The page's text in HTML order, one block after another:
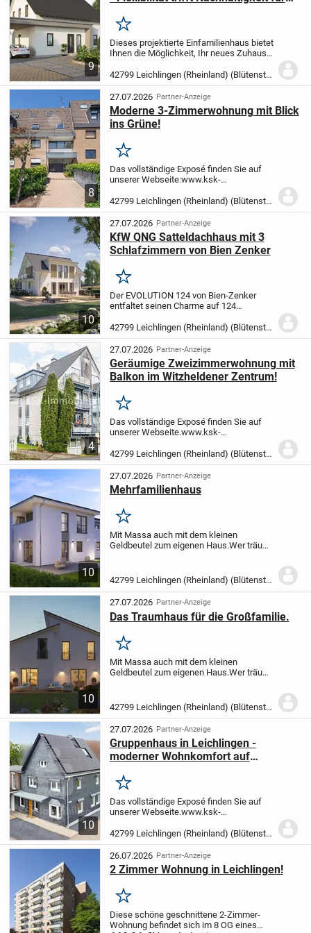
9
Merken
Dieses projektierte Einfamilienhaus bietet
Ihnen die Möglichkeit, Ihr neues Zuhause
Vorstellungen zu gestalten. Mit einer
großzügigen Wohnfläche von 181,79 m²
auf zwei...
42799 Leichlingen (Rheinland) (Blütenstadt)
8
27.07.2026 Partner-Anzeige
Moderne 3-Zimmerwohnung mit Blick
ins Grüne!
Merken
Das vollständige Exposé finden Sie auf
unserer Webseite:www.ksk-
zimmerwohnung-mit-blick-ins-gruene-
177632/?utm_source=portale(bitte
kopieren Sie den Link in die...
42799 Leichlingen (Rheinland) (Blütenstadt)
10
27.07.2026 Partner-Anzeige
KfW QNG Satteldachhaus mit 3
Schlafzimmern von Bien Zenker
Merken
Der EVOLUTION 124 von Bien-Zenker
entfaltet seinen Charme auf 124
fünf geschmackvoll gestaltete Zimmer
erstrecken. Mit drei gemütlichen
Schlafzimmern und einem...
42799 Leichlingen (Rheinland) (Blütenstadt)
4
27.07.2026 Partner-Anzeige
Geräumige Zweizimmerwohnung mit
Balkon im Witzheldener Zentrum!
Merken
Das vollständige Exposé finden Sie auf
unserer Webseite.www.ksk-
zweizimmerwohnung-mit-balkon-im-
witzheldener-zentrum-144422/(bitte
kopieren Sie den Link in die...
42799 Leichlingen (Rheinland) (Blütenstadt)
10
27.07.2026 Partner-Anzeige
Mehrfamilienhaus
Merken
Mit Massa auch mit dem kleinen
Geldbeutel zum eigenen Haus.Wer träumt
eigenen Garten - Musik auch mal etwas42799 Leichlingen (Rheinland) (Blütenstadt)
10
27.07.2026 Partner-Anzeige
Das Traumhaus für die Großfamilie.
Merken
Mit Massa auch mit dem kleinen
Geldbeutel zum eigenen Haus.Wer träumt
eigenen Garten - Musik auch mal etwas
lauter zu...
42799 Leichlingen (Rheinland) (Blütenstadt)
10
27.07.2026 Partner-Anzeige
Gruppenhaus in Leichlingen -
moderner Wohnkomfort auf
Grundstück
Merken
Das vollständige Exposé finden Sie auf
unserer Webseite.www.ksk-
gruppenhaus-in-leichlingen-einziehen-
und-wohlfuehlen-158635/?
utm_source=portale(bitte kopieren...
42799 Leichlingen (Rheinland) (Blütenstadt)
26.07.2026 Partner-Anzeige
2 Zimmer Wohnung in Leichlingen!
Merken
Diese schöne geschnittene 2-Zimmer-
Wohnung befindet sich im 8 OG eines